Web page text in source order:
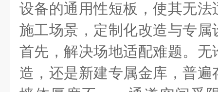
设备的通用性短板，使其无
施工场景，定制化改造与专
首先，解决场地适配难题。
造，还是新建专属金库，普